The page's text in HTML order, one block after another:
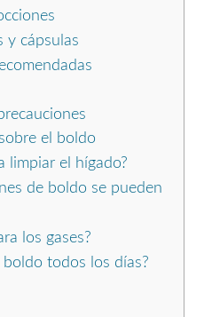
y cápsulas
el boldo
limpiar el hígado?
de boldo se pueden
los gases?
todos los días?